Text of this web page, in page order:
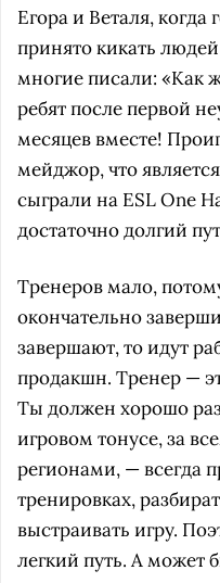
Егора и Веталя, когда
принято кикать
многие писали: «Как
ребят после первой
месяцев вместе!
мейджор, что
сыграли на ESL One
достаточно долгий
Тренеров мало,
окончательно
завершают, то идут
продакшн. Тренер —
Ты должен хорошо
игровом тонусе, за
регионами, — всегда
тренировках,
выстраивать игру.
легкий путь. А может